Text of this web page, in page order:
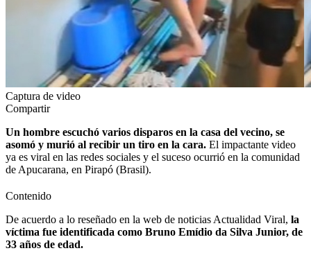
Captura de video
Compartir
Un hombre escuchó varios disparos en la casa del vecino, se
asomó y murió al recibir un tiro en la cara. El impactante video
ya es viral en las redes sociales y el suceso ocurrió en la comunidad
de Apucarana, en Pirapó (Brasil).
Contenido
De acuerdo a lo reseñado en la web de noticias Actualidad Viral, la
víctima fue identificada como Bruno Emídio da Silva Junior, de
33 años de edad.